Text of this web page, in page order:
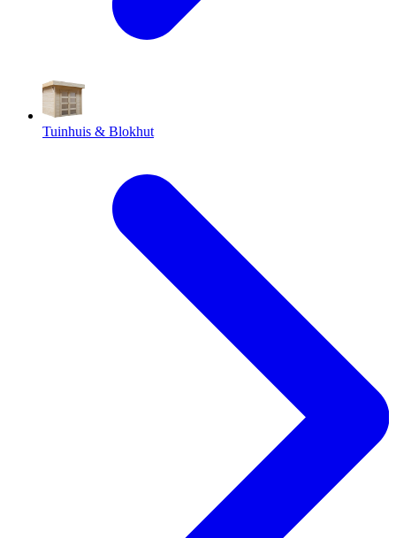
Tuinhuis & Blokhut